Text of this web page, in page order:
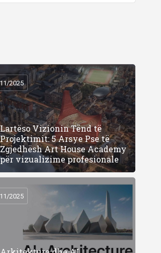
Lartëso Vizionin Tënd të
Projektimit: 5 Arsye Pse të
Zgjedhësh Art House Academy
për vizualizime profesionale
2025
2025